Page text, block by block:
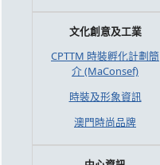
文化創意及工業
CPTTM 時裝孵化計劃簡
介 (MaConsef)
時裝及形象資訊
澳門時尚品牌